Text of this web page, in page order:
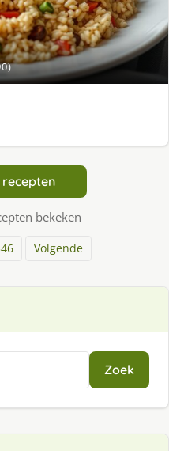
recepten
bekeken
Volgende
Zoek